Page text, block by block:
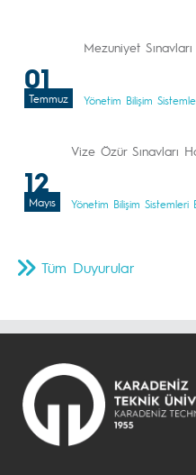
01
Temmuz
Mezuniyet
Yönetim Bilişim
12
Mayıs
Vize Özür Sınavları
Yönetim Bilişim Sistemleri
Tüm Duyurular